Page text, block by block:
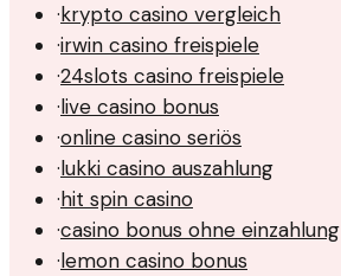
·krypto casino vergleich
·irwin casino freispiele
·24slots casino freispiele
·live casino bonus
·online casino seriös
·lukki casino auszahlung
·hit spin casino
·casino bonus ohne einzahlung
·lemon casino bonus